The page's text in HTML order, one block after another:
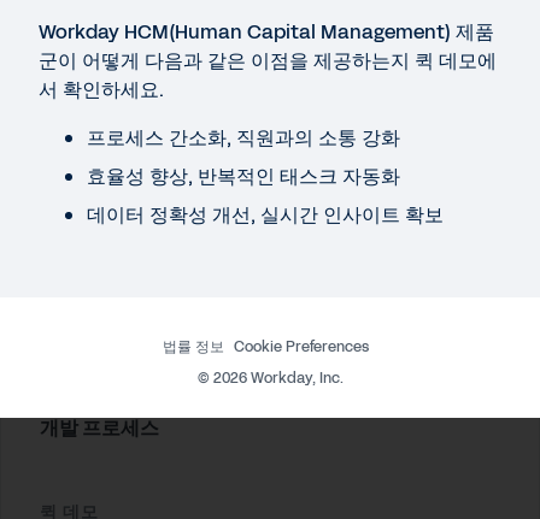
데이터시트
Workday HCM (Human Capital Management)
퀵 데모
개발 프로세스
퀵 데모
Workday HCM(Human Capital Management) 제품
군이 어떻게 다음과 같은 이점을 제공하는지 퀵 데모에
서 확인하세요.
프로세스 간소화, 직원과의 소통 강화
효율성 향상, 반복적인 태스크 자동화
데이터 정확성 개선, 실시간 인사이트 확보
법률 정보 Cookie Preferences
© 2026Workday, Inc.